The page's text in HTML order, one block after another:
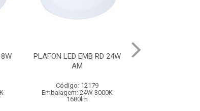
PLAFON LED EMB QD 18W
Código: 10627
Embalagem: UN/01